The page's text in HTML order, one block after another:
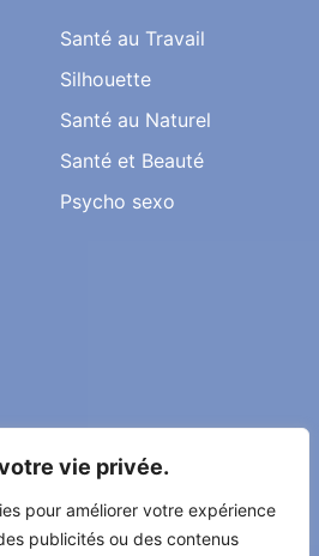
vie privée.
pour améliorer votre expérience
publicités ou des contenus
Santé au Travail
Silhouette
Santé au Naturel
Santé et Beauté
Psycho sexo